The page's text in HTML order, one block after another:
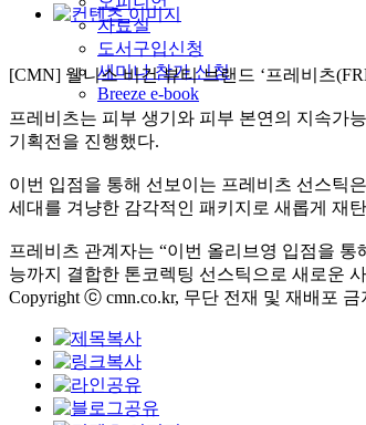
자료실
도서구입신청
세미나 참가 신청
Breeze e-book
[CMN] 웰니스 비건 뷰티 브랜드 ‘프레비츠
프레비츠는 피부 생기와 피부 본연의 지속가
기획전을 진행했다.
이번 입점을 통해 선보이는 프레비츠 선스틱
세대를 겨냥한 감각적인 패키지로 새롭게 재
프레비츠 관계자는 “이번 올리브영 입점을
능까지 결합한 톤코렉팅 선스틱으로 새로운
Copyright ⓒ cmn.co.kr, 무단 전재 및 재배포 금